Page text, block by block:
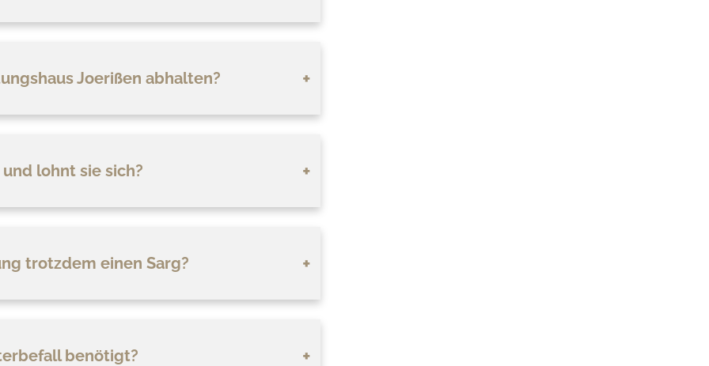
Joerißen abhalten?
lohnt sie sich?
trotzdem einen Sarg?
benötigt?